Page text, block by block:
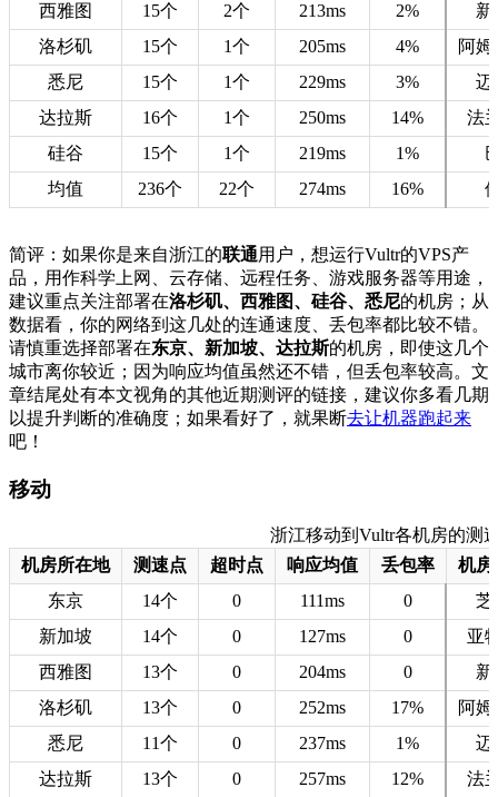
西雅图
15个 2个 213ms 2%
新
洛杉矶
15个 1个 205ms 4%
阿
悉尼
15个 1个 229ms 3%
迈
达拉斯
16个 1个 250ms 14%
法
硅谷
15个 1个 219ms 1%
均值
236个 22个 274ms 16%
简评：如果你是来自浙江的联通用户，想运行Vultr的VPS产
品，用作科学上网、云存储、远程任务、游戏服务器等用途，
建议重点关注部署在洛杉矶、西雅图、硅谷、悉尼的机房；从
数据看，你的网络到这几处的连通速度、丢包率都比较不错。
请慎重选择部署在东京、新加坡、达拉斯的机房，即使这几个
城市离你较近；因为响应均值虽然还不错，但丢包率较高。文
章结尾处有本文视角的其他近期测评的链接，建议你多看几期
以提升判断的准确度；如果看好了，就果断去让机器跑起来
吧！
移动
浙江移动到Vultr各机房的测
机房所在地
测速点 超时点 响应均值 丢包率
机房
东京
14个 0 111ms 0
芝
新加坡
14个 0 127ms 0
亚
西雅图
13个 0 204ms 0
新
洛杉矶
13个 0 252ms 17%
阿
悉尼
11个 0 237ms 1%
迈
达拉斯
13个 0 257ms 12% 法